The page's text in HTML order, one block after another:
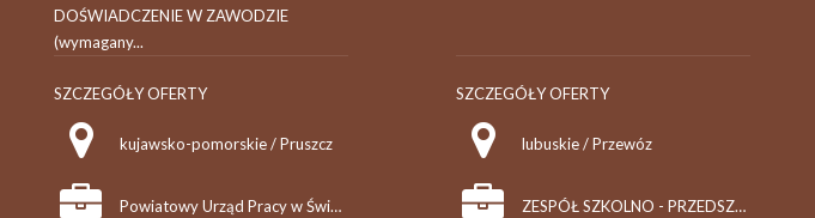
DOŚWIADCZENIE W ZAWODZIE
(wymagany...
SZCZEGÓŁY OFERTY
kujawsko-pomorskie / Pruszcz
Powiatowy Urząd Pracy w Świeciu
SZCZEGÓŁY OFERTY
lubuskie / Przewóz
ZESPÓŁ SZKOLNO - PRZEDSZKOLNY W PRZEWOZIE